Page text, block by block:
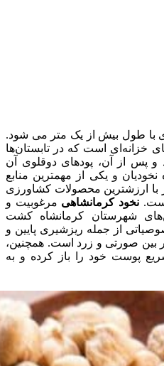
با طول بیش از یک متر می شود.
خزانه‌ای است که در تابستان‌ها
پس از آن، پودهای دوقلوی آن
و یکی از مهمترین منابع
با ارزشترین محصولات کشاورزی
نخود کرمانشاهی مرغوبیت و
شهرستان کرمانشاه کشت
از جمله ریزشیری پایین و
بین صورتی و زرد است. همچنین،
پوست خود را باز کرده و به